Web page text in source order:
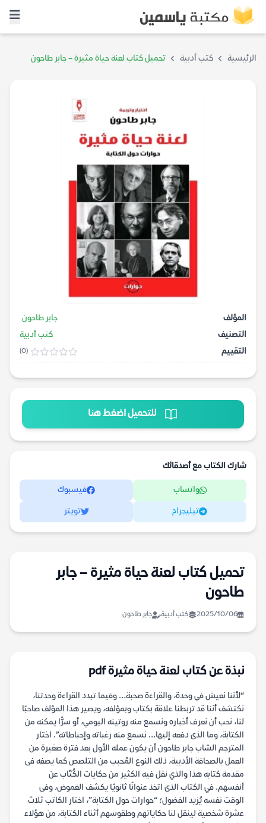
الرئيسية كتب أدبية تحميل كتاب لعنة حياة مثيرة – جابر طاحون
المؤلف
جابر طاحون
التصنيف
كتب أدبية
التقييم
(0)
للتحميل اضغط هنا
شارك الكتاب مع أصدقائك
واتساب فيسبوك
تيليجرام تويتر
تحميل كتاب لعنة حياة مثيرة – جابر
طاحون
2025/10/06 كتب أدبية جابر طاحون
نبذة عن كتاب لعنة حياة مثيرة pdf
“لأننا نعيش في وحدة، والقراءة صحبة… وفيما تبدد القراءة وحدتنا،
نكتشف أننا قد تربطنا علاقة بكتاب وبمؤلفه، ويصير هذا المؤلف صاحبًا
لنا، نحب أن نعرف أخباره ونسمع منه روتينه اليومي، أو سرًّا يمكنه من
الكتابة، وما الذى دفعه إليها… نسمع منه رغباته وإحباطاته”. اختار
المترجم الشاب جابر طاحون أن يكون عمله الأول بعد فترة صغيرة من
العمل بالصحافة الأدبية، ذلك النوع المُحبب من التلصص كما يصفه فى
مقدمة كتابه هذا والذي نقل فيه الكثير من حكايات الكُتّاب عن
أنفسهم. في الكتاب الذى اتخذ عنوانًا ثانويًا يكشف الغموض، وفى
الوقت نفسه يُزيد الفضول؛ “حوارات حول الكتابة”، اختار الكاتب ثلاث
عشرة شخصية لينقل لنا حكاياتهم وطقوسهم أثناء الكتابة، من هؤلاء